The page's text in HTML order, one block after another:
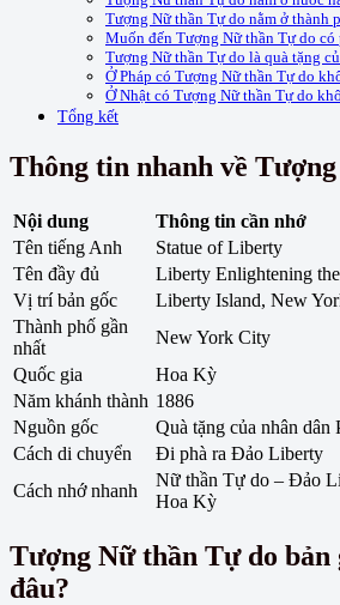
Tượng Nữ thần Tự do nằm ở thành
Muốn đến Tượng Nữ thần Tự do
Tượng Nữ thần Tự do là quà tặng
Ở Pháp có Tượng Nữ thần Tự do
Ở Nhật có Tượng Nữ thần Tự do
Tổng kết
Thông tin nhanh về
Nội dung
Thông tin cần nhớ
Tên tiếng Anh
Statue of Liberty
Tên đầy đủ
Liberty Enlightening
Vị trí bản gốc
Liberty Island, New
Thành phố gần
nhất
New York City
Quốc gia
Hoa Kỳ
Năm khánh thành 1886
Nguồn gốc
Quà tặng của nhân
Cách di chuyển
Đi phà ra Đảo Liberty
Cách nhớ nhanh
Nữ thần Tự do – Đảo
Hoa Kỳ
Tượng Nữ thần Tự do bản
đâu?